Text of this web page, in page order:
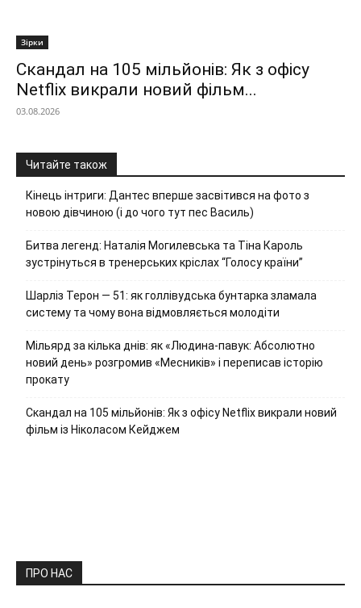
Зірки
Скандал на 105 мільйонів: Як з офісу
Netflix викрали новий фільм...
03.08.2026
Читайте також
Кінець інтриги: Дантес вперше засвітився на фото з
новою дівчиною (і до чого тут пес Василь)
Битва легенд: Наталія Могилевська та Тіна Кароль
зустрінуться в тренерських кріслах “Голосу країни”
Шарліз Терон — 51: як голлівудська бунтарка зламала
систему та чому вона відмовляється молодіти
Мільярд за кілька днів: як «Людина-павук: Абсолютно
новий день» розгромив «Месників» і переписав історію
прокату
Скандал на 105 мільйонів: Як з офісу Netflix викрали новий
фільм із Ніколасом Кейджем
ПРО НАС